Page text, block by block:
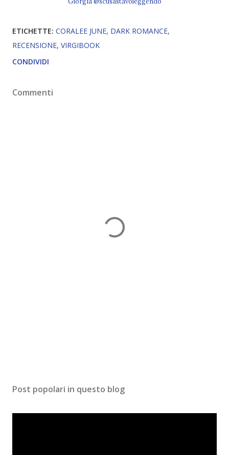
ETICHETTE: CORALEE JUNE DARK ROMANCE
RECENSIONE VIRGIBOOK
CONDIVIDI
Commenti
Post popolari in questo blog